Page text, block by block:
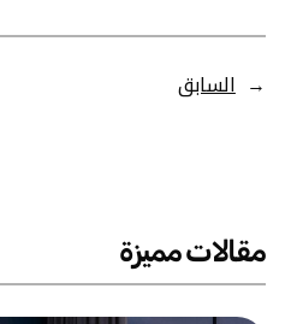
← السابق
مقالات مميزة